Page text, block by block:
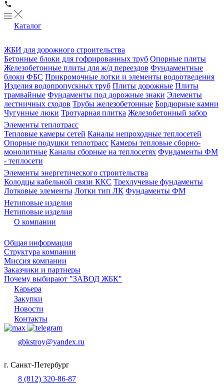
Каталог
ЖБИ для дорожного строительства
Бетонные блоки для гофрированных труб Опорные плиты
Железобетонные плиты для ж/д переездов Фундаментные
блоки ФБС Прикромочные лотки и элементы водоотведения
Изделия водопропускных труб Плиты дорожные Плиты
трамвайные Фундаменты под дорожные знаки Элементы
лестничных сходов Трубы железобетонные Бордюрные камни
Чугунные люки Тротуарная плитка Железобетонный забор
Элементы теплотрасс
Тепловые камеры сетей Каналы непроходные теплосетей
Опорные подушки теплотрасс Камеры тепловые сборно-
монолитные Каналы сборные на теплосетях Фундаменты ФМ
- теплосети
Элементы энергетического строительства
Колодцы кабельной связи ККС Трехлучевые фундаменты
Лотковые элементы Лотки тип ЛК Фундаменты ФМ
Нетиповые изделия
Нетиповые изделия
О компании
Общая информация
Структура компании
Миссия компании
Заказчики и партнеры
Почему выбирают "ЗАВОД ЖБК"
Карьера
Закупки
Новости
Контакты
gbkstroy@yandex.ru
г. Санкт-Петербург
8 (812) 320-86-87